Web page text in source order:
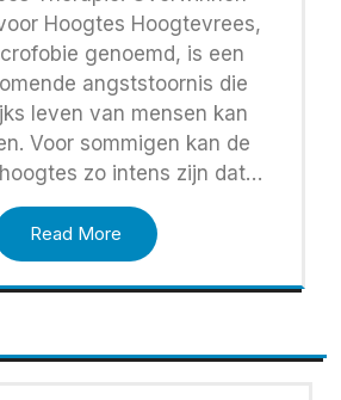
Hoogtes Hoogtevrees,
genoemd, is een
angststoornis die
leven van mensen kan
Voor sommigen kan de
zo intens zijn dat…
Read More